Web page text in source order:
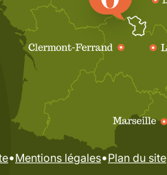
•Mentions légales•Plan du site